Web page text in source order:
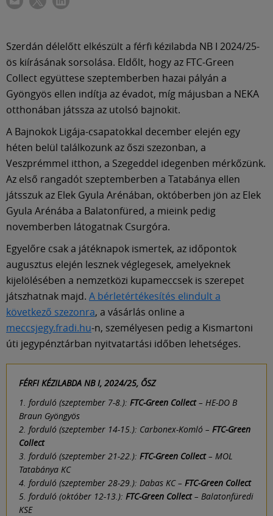
Szerdán délelőtt elkészült a férfi kézilabda NB I 2024/25-
ös kiírásának sorsolása. Eldőlt, hogy az FTC-Green
Collect együttese szeptemberben hazai pályán a
Gyöngyös ellen indítja az évadot, míg májusban a NEKA
otthonában játssza az utolsó bajnokit.
A Bajnokok Ligája-csapatokkal december elején egy
héten belül találkozunk az őszi szezonban, a
Veszprémmel itthon, a Szegeddel idegenben mérkőzünk.
Az első rangadót szeptemberben a Tatabánya ellen
játsszuk az Elek Gyula Arénában, októberben jön az Elek
Gyula Arénába a Balatonfüred, a mieink pedig
novemberben látogatnak Csurgóra.
Egyelőre csak a játéknapok ismertek, az időpontok
augusztus elején lesznek véglegesek, amelyeknek
kijelölésében a nemzetközi kupameccsek is szerepet
játszhatnak majd. A bérletértékesítés elindult a
következő szezonra, a vásárlás online a
meccsjegy.fradi.hu-n, személyesen pedig a Kismartoni
úti jegypénztárban nyitvatartási időben lehetséges.
FÉRFI KÉZILABDA NB I, 2024/25, ŐSZ
1. forduló (szeptember 7-8.): FTC-Green Collect– HE-DO B
Braun Gyöngyös
2. forduló (szeptember 14-15.): Carbonex-Komló – FTC-Green
Collect
3. forduló (szeptember 21-22.): FTC-Green Collect– MOL
Tatabánya KC
4. forduló (szeptember 28-29.): Dabas KC – FTC-Green Collect
5. forduló (október 12-13.): FTC-Green Collect– Balatonfüredi
KSE
Shop
Közösség
Múzeum
English